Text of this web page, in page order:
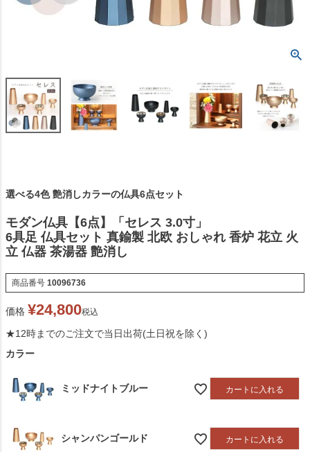
選べる4色 艶消しカラーの仏具6点セット
モダン仏具【6点】「セレス 3.0寸」
6具足 仏具セット 真鍮製 北欧 おしゃれ 香炉 花立 火
立 仏器 茶湯器 艶消し
商品番号 10096736
価格 ¥24,800税込
★12時までのご注文で当日出荷(土日祝を除く)
カラー
ミッドナイトブルー カートに入れる
シャンパンゴールド カートに入れる